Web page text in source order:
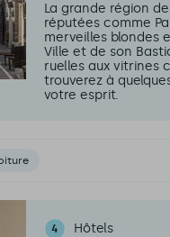
La grande région
réputées comme
merveilles blondes
Ville et de son
ruelles aux vitrines
trouverez à
votre esprit.
4 Hôtels